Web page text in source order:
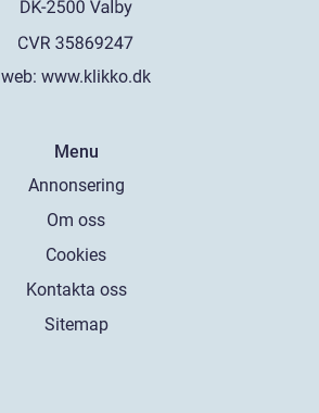
web: www.klikko.dk
Menu
Annonsering
Om oss
Cookies
Kontakta oss
Sitemap